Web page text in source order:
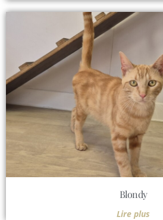
Blondy
Lire plus